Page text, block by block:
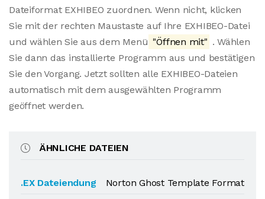
Dateiformat EXHIBEO zuordnen. Wenn nicht, klicken
Sie mit der rechten Maustaste auf Ihre EXHIBEO-Datei
und wählen Sie aus dem Menü "Öffnen mit" . Wählen
Sie dann das installierte Programm aus und bestätigen
Sie den Vorgang. Jetzt sollten alle EXHIBEO-Dateien
automatisch mit dem ausgewählten Programm
geöffnet werden.
ÄHNLICHE DATEIEN
.EX Dateiendung
Norton Ghost Template Format